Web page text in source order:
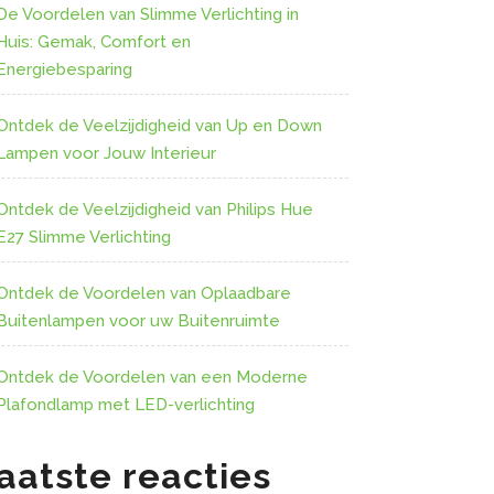
Voordelen van Slimme Verlichting in
Gemak, Comfort en
de Veelzijdigheid van Up en Down
voor Jouw Interieur
de Veelzijdigheid van Philips Hue
Slimme Verlichting
de Voordelen van Oplaadbare
voor uw Buitenruimte
de Voordelen van een Moderne
met LED-verlichting
reacties